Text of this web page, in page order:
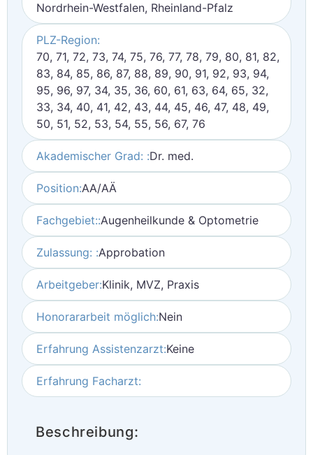
Nordrhein-Westfalen, Rheinland-Pfalz
PLZ-Region:
70, 71, 72, 73, 74, 75, 76, 77, 78, 79, 80, 81, 82,
83, 84, 85, 86, 87, 88, 89, 90, 91, 92, 93, 94,
95, 96, 97, 34, 35, 36, 60, 61, 63, 64, 65, 32,
33, 34, 40, 41, 42, 43, 44, 45, 46, 47, 48, 49,
50, 51, 52, 53, 54, 55, 56, 67, 76
Akademischer Grad: :Dr. med.
Position:AA/AÄ
Fachgebiet::Augenheilkunde & Optometrie
Zulassung: :Approbation
Arbeitgeber:Klinik, MVZ, Praxis
Honorararbeit möglich:Nein
Erfahrung Assistenzarzt:Keine
Erfahrung Facharzt:
Beschreibung: